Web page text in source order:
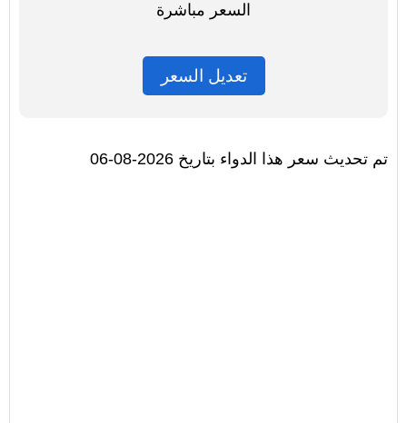
السعر مباشرة
تعديل السعر
تم تحديث سعر هذا الدواء بتاريخ 2026-08-06